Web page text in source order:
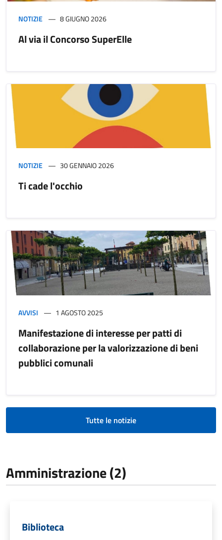
NOTIZIE 8 GIUGNO 2026
Al via il Concorso SuperElle
NOTIZIE 30 GENNAIO 2026
Ti cade l'occhio
AVVISI 1 AGOSTO 2025
Manifestazione di interesse per patti di
collaborazione per la valorizzazione di beni
pubblici comunali
Tutte le notizie
Amministrazione (2)
Biblioteca